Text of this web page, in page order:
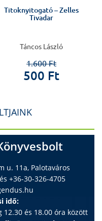
Titoknyitogató – Zelles
Tivadar
Táncos László
1.600 Ft
500 Ft
u. 11a, Palotaváros
+36-30-326-4705
idő:
és 18.00 óra között